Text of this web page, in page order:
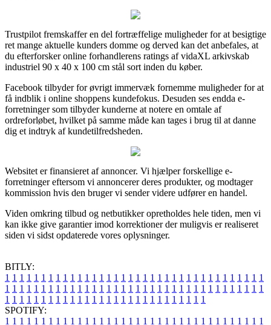
Trustpilot fremskaffer en del fortræffelige muligheder for at besigtige
ret mange aktuelle kunders domme og derved kan det anbefales, at
du efterforsker online forhandlerens ratings af vidaXL arkivskab
industriel 90 x 40 x 100 cm stål sort inden du køber.
Facebook tilbyder for øvrigt immervæk fornemme muligheder for at
få indblik i online shoppens kundefokus. Desuden ses endda e-
forretninger som tilbyder kunderne at notere en omtale af
ordreforløbet, hvilket på samme måde kan tages i brug til at danne
dig et indtryk af kundetilfredsheden.
Websitet er finansieret af annoncer. Vi hjælper forskellige e-
forretninger eftersom vi annoncerer deres produkter, og modtager
kommission hvis den bruger vi sender videre udfører en handel.
Viden omkring tilbud og netbutikker opretholdes hele tiden, men vi
kan ikke give garantier imod korrektioner der muligvis er realiseret
siden vi sidst opdaterede vores oplysninger.
BITLY:
1 1 1 1 1 1 1 1 1 1 1 1 1 1 1 1 1 1 1 1 1 1 1 1 1 1 1 1 1 1 1 1 1 1 1 1
1 1 1 1 1 1 1 1 1 1 1 1 1 1 1 1 1 1 1 1 1 1 1 1 1 1 1 1 1 1 1 1 1 1 1 1
1 1 1 1 1 1 1 1 1 1 1 1 1 1 1 1 1 1 1 1 1 1 1 1 1 1 1 1
SPOTIFY:
1 1 1 1 1 1 1 1 1 1 1 1 1 1 1 1 1 1 1 1 1 1 1 1 1 1 1 1 1 1 1 1 1 1 1 1